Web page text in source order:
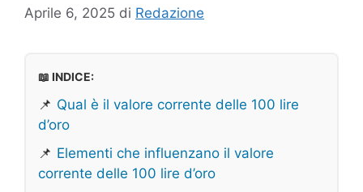
Aprile 6, 2025 di Redazione
📖 INDICE:
📌 Qual è il valore corrente delle 100 lire
d’oro
📌 Elementi che influenzano il valore
corrente delle 100 lire d’oro